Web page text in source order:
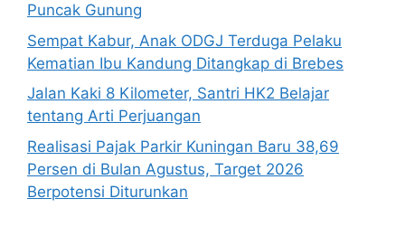
Puncak Gunung
Sempat Kabur, Anak ODGJ Terduga Pelaku
Kematian Ibu Kandung Ditangkap di Brebes
Jalan Kaki 8 Kilometer, Santri HK2 Belajar
tentang Arti Perjuangan
Realisasi Pajak Parkir Kuningan Baru 38,69
Persen di Bulan Agustus, Target 2026
Berpotensi Diturunkan